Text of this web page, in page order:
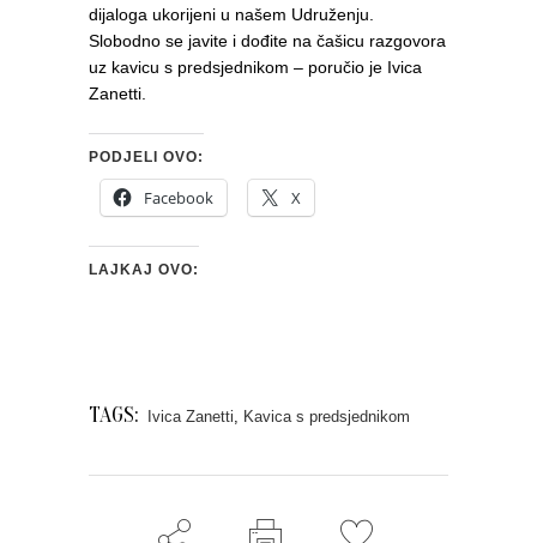
dijaloga ukorijeni u našem Udruženju.
Slobodno se javite i dođite na čašicu razgovora
uz kavicu s predsjednikom – poručio je Ivica
Zanetti.
PODJELI OVO:
Facebook X
LAJKAJ OVO:
TAGS: Ivica Zanetti, Kavica s predsjednikom